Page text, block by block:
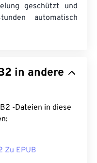
geschützt und
automatisch
Zu EPUB